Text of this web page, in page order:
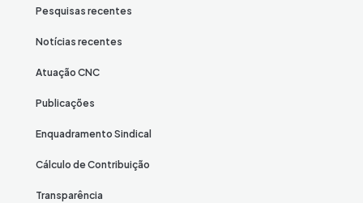
Pesquisas recentes
Notícias recentes
Atuação CNC
Publicações
Enquadramento Sindical
Cálculo de Contribuição
Transparência